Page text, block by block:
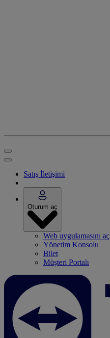
Satış İletişimi
Oturum aç
Web uygulamasını aç
Yönetim Konsolu
Bilet
Müşteri Portalı